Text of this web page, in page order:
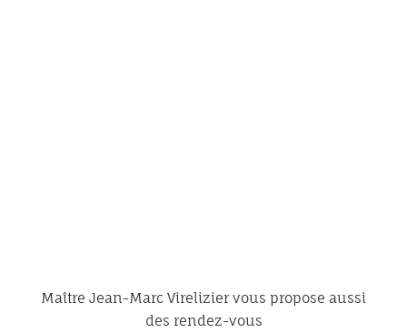
Maître Jean-Marc Virelizier vous propose aussi
des rendez-vous